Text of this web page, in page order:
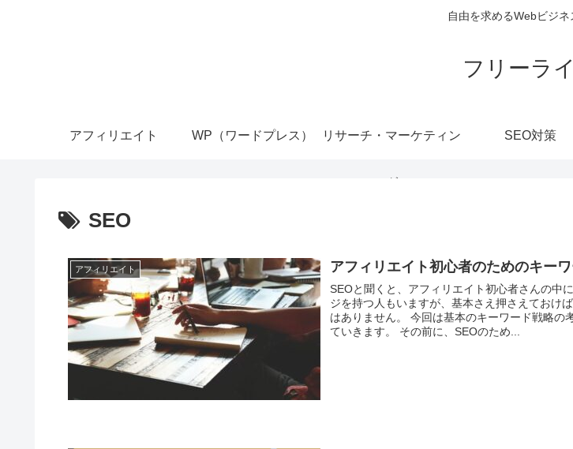
自由を求めるWebビジネ
フリーラ
アフィリエイト WP（ワードプレス） リサーチ・マーケティン
グ
SEO対策
SEO
アフィリエイト アフィリエイト初心者のためのキー
SEOと聞くと、アフィリエイト初心者さんの中
ジを持つ人もいますが、基本さえ押さえておけ
はありません。 今回は基本のキーワード戦略の
ていきます。 その前に、SEOのため...